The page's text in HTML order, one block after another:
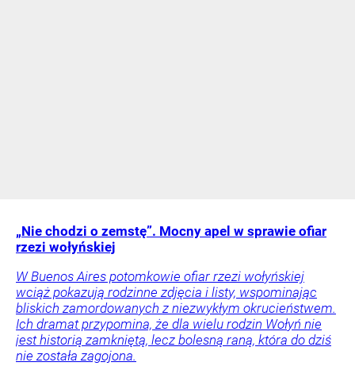
„Nie chodzi o zemstę”. Mocny apel w sprawie ofiar
rzezi wołyńskiej
W Buenos Aires potomkowie ofiar rzezi wołyńskiej
wciąż pokazują rodzinne zdjęcia i listy, wspominając
bliskich zamordowanych z niezwykłym okrucieństwem.
Ich dramat przypomina, że dla wielu rodzin Wołyń nie
jest historią zamkniętą, lecz bolesną raną, która do dziś
nie została zagojona.